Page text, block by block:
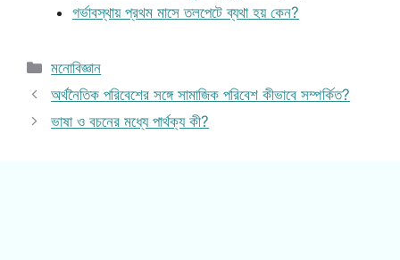
গর্ভাবস্থায় প্রথম মাসে তলপেটে ব্যথা হয় কেন?
Categories
মনোবিজ্ঞান
অর্থনৈতিক পরিবেশের সঙ্গে সামাজিক পরিবেশ কীভাবে সম্পর্কিত?
ভাষা ও বচনের মধ্যে পার্থক্য কী?